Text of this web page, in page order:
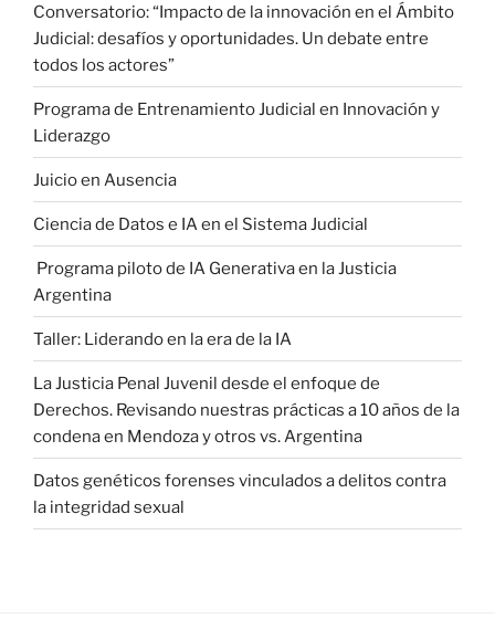
Conversatorio: “Impacto de la innovación en el Ámbito
Judicial: desafíos y oportunidades. Un debate entre
todos los actores”
Programa de Entrenamiento Judicial en Innovación y
Liderazgo
Juicio en Ausencia
Ciencia de Datos e IA en el Sistema Judicial
Programa piloto de IA Generativa en la Justicia
Argentina
Taller: Liderando en la era de la IA
La Justicia Penal Juvenil desde el enfoque de
Derechos. Revisando nuestras prácticas a 10 años de la
condena en Mendoza y otros vs. Argentina
Datos genéticos forenses vinculados a delitos contra
la integridad sexual